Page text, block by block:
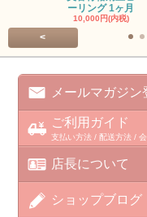
ーリング 1ヶ月
10,000円(内税)
<
メールマガジン
ご利用ガイド
支払い方法 / 配送方法 /
店長について
ショップブログ